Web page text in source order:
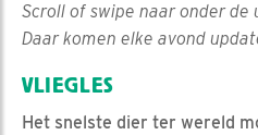
Scroll of swipe naar onder
Daar komen elke avond
VLIEGLES
Het snelste dier ter wereld